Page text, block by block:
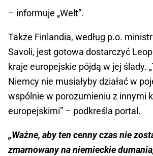
– informuje „Welt”.
Także Finlandia, według p.o.
Savoli, jest gotowa dostarczyć
kraje europejskie pójdą w jej ślady.
Niemcy nie musiałyby działać w
wspólnie w porozumieniu z innymi
europejskimi” – podkreśla portal.
„Ważne, aby ten cenny czas nie
zmarnowany na niemieckie